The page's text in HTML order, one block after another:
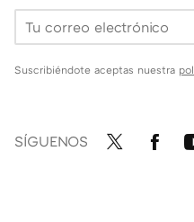
Suscribiéndote aceptas nuestra
SÍGUENOS